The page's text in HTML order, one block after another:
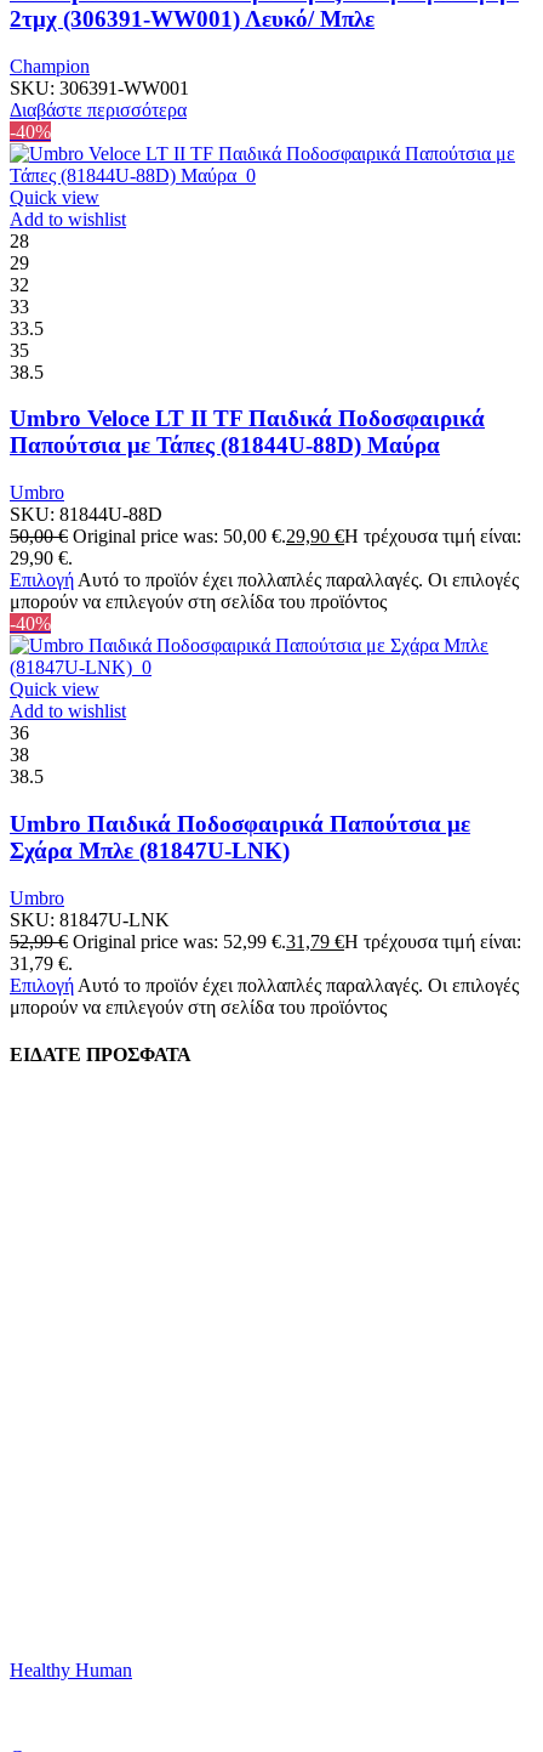
2τμχ (306391-WW001) Λευκό/ Μπλε
Champion
SKU: 306391-WW001
Διαβάστε περισσότερα
-40%
Quick view
Add to wishlist
28
29
32
33
33.5
35
38.5
Umbro Veloce LT II TF Παιδικά Ποδοσφαιρικά
Παπούτσια με Τάπες (81844U-88D) Μαύρα
Umbro
SKU: 81844U-88D
50,00€ Original price was: 50,00 €.29,90 €Η τρέχουσα τιμή είναι:
29,90 €.
Επιλογή Αυτό το προϊόν έχει πολλαπλές παραλλαγές. Οι επιλογές
μπορούν να επιλεγούν στη σελίδα του προϊόντος
-40%
Quick view
Add to wishlist
36
38
38.5
Umbro Παιδικά Ποδοσφαιρικά Παπούτσια με
Σχάρα Μπλε (81847U-LNK)
Umbro
SKU: 81847U-LNK
52,99€ Original price was: 52,99 €.31,79 €Η τρέχουσα τιμή είναι:
31,79 €.
Επιλογή Αυτό το προϊόν έχει πολλαπλές παραλλαγές. Οι επιλογές
μπορούν να επιλεγούν στη σελίδα του προϊόντος
ΕΙΔΑΤΕ ΠΡΟΣΦΑΤΑ
Healthy Human